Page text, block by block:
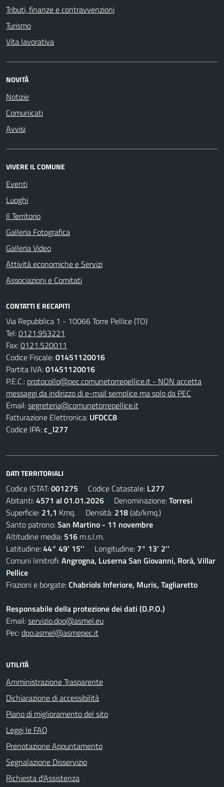
Tributi, finanze e contravvenzioni
Turismo
Vita lavorativa
NOVITÀ
Notizie
Comunicati
Avvisi
VIVERE IL COMUNE
Eventi
Luoghi
Il Territorio
Galleria Fotografica
Galleria Video
Attività economiche e Servizi
Associazioni e Comitati
CONTATTI E RECAPITI
Via Repubblica 1 - 10066 Torre Pellice (TO)
Tel:0121.953221
Fax:0121.520011
Codice Fiscale:01451120016
Partita IVA:01451120016
P.E.C.: protocollo@pec.comunetorrepellice.it - NON accetta
messaggi da indirizzo di e-mail semplice ma solo da PEC
Email:segreteria@comunetorrepellice.it
Fatturazione Elettronica: UFDCC8
Codice IPA:c_l277
DATI TERRITORIALI
Codice ISTAT:001275 Codice Catastale: L277
Abitanti:4571 al 01.01.2026 Denominazione:Torresi
Superficie: 21,1 Kmq. Densità: 218(ab/kmq.)
Santo patrono:San Martino - 11 novembre
Altitudine media: 516 m.s.l.m.
Latitudine:44° 49' 15'' Longitudine: 7° 13' 2''
Comuni limitrofi:Angrogna, Luserna San Giovanni, Rorà, Villar
Pellice
Frazioni e borgate:Chabriols Inferiore, Muris, Tagliaretto
Responsabile della protezione dei dati (D.P.O.)
Email:servizio.dpo@asmel.eu
Pec:dpo.asmel@asmepec.it
UTILITÀ
Amministrazione Trasparente
Dichiarazione di accessibilità
Piano di miglioramento del sito
Leggi le FAQ
Prenotazione Appuntamento
Segnalazione Disservizio
Richiesta d'Assistenza